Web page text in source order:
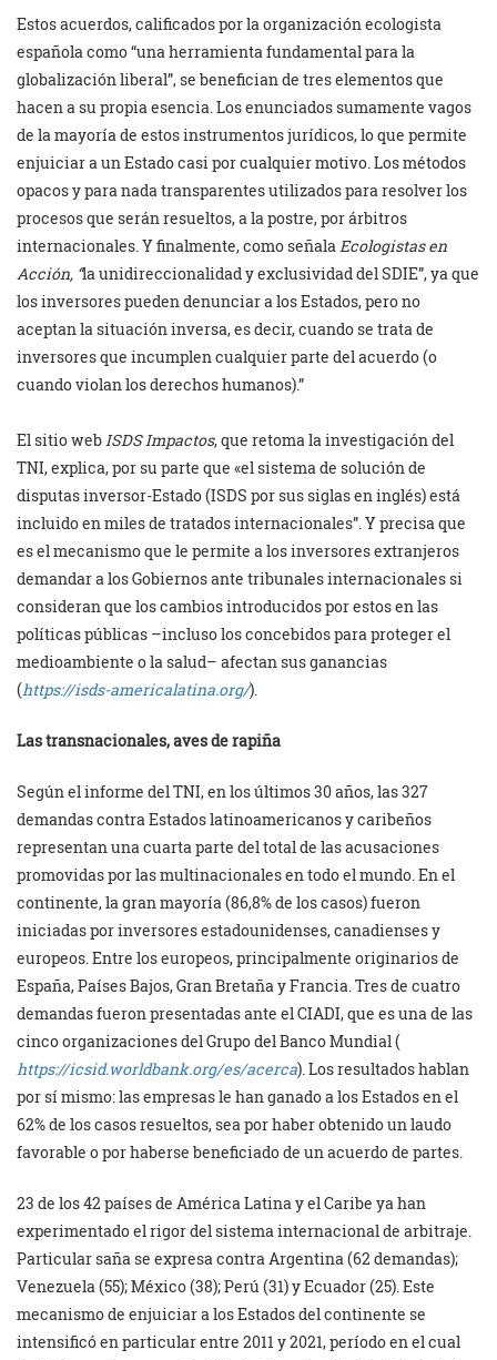
Estos acuerdos, calificados por la organización ecologista
española como “una herramienta fundamental para la
globalización liberal”, se benefician de tres elementos que
hacen a su propia esencia. Los enunciados sumamente vagos
de la mayoría de estos instrumentos jurídicos, lo que permite
enjuiciar a un Estado casi por cualquier motivo. Los métodos
opacos y para nada transparentes utilizados para resolver los
procesos que serán resueltos, a la postre, por árbitros
internacionales. Y finalmente, como señala Ecologistas en
Acción, “la unidireccionalidad y exclusividad del SDIE”, ya que
los inversores pueden denunciar a los Estados, pero no
aceptan la situación inversa, es decir, cuando se trata de
inversores que incumplen cualquier parte del acuerdo (o
cuando violan los derechos humanos).”
El sitio web ISDS Impactos, que retoma la investigación del
TNI, explica, por su parte que «el sistema de solución de
disputas inversor-Estado (ISDS por sus siglas en inglés) está
incluido en miles de tratados internacionales”. Y precisa que
es el mecanismo que le permite a los inversores extranjeros
demandar a los Gobiernos ante tribunales internacionales si
consideran que los cambios introducidos por estos en las
políticas públicas –incluso los concebidos para proteger el
medioambiente o la salud– afectan sus ganancias
(https://isds-americalatina.org/).
Las transnacionales, aves de rapiña
Según el informe del TNI, en los últimos 30 años, las 327
demandas contra Estados latinoamericanos y caribeños
representan una cuarta parte del total de las acusaciones
promovidas por las multinacionales en todo el mundo. En el
continente, la gran mayoría (86,8% de los casos) fueron
iniciadas por inversores estadounidenses, canadienses y
europeos. Entre los europeos, principalmente originarios de
España, Países Bajos, Gran Bretaña y Francia. Tres de cuatro
demandas fueron presentadas ante el CIADI, que es una de las
cinco organizaciones del Grupo del Banco Mundial (
https://icsid.worldbank.org/es/acerca). Los resultados hablan
por sí mismo: las empresas le han ganado a los Estados en el
62% de los casos resueltos, sea por haber obtenido un laudo
favorable o por haberse beneficiado de un acuerdo de partes.
23 de los 42 países de América Latina y el Caribe ya han
experimentado el rigor del sistema internacional de arbitraje.
Particular saña se expresa contra Argentina (62 demandas);
Venezuela (55); México (38); Perú (31) y Ecuador (25). Este
mecanismo de enjuiciar a los Estados del continente se
intensificó en particular entre 2011 y 2021, período en el cual